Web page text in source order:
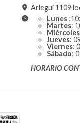
Arlegui 1109
Lunes
Martes:
Miércoles
Jueves:
Viernes:
Sábado:
HORARIO